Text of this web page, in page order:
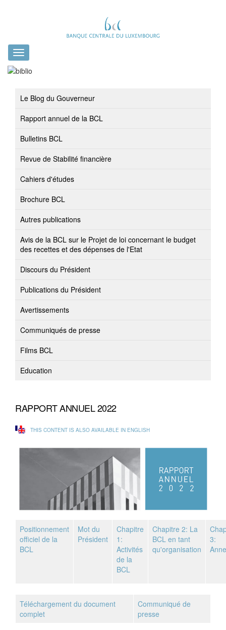
Toggle
navigation
Le Blog du Gouverneur
Rapport annuel de la BCL
Bulletins BCL
Revue de Stabilité financière
Cahiers d'études
Brochure BCL
Autres publications
Avis de la BCL sur le Projet de loi concernant le budget
des recettes et des dépenses de l'Etat
Discours du Président
Publications du Président
Avertissements
Communiqués de presse
Films BCL
Education
RAPPORT ANNUEL 2022
THIS CONTENT IS ALSO AVAILABLE IN ENGLISH
Positionnement
officiel de la
BCL
Mot du
Président
Chapitre
1:
Activités
de la
BCL
Chapitre 2: La
BCL en tant
qu'organisation
3:
Téléchargement du document
complet
Communiqué de
presse